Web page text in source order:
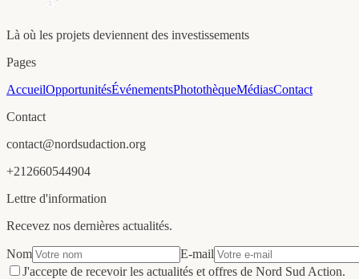
Là où les projets deviennent des investissements
Pages
AccueilOpportunitésÉvénementsPhotothèqueMédiasContact
Contact
contact@nordsudaction.org
+212660544904
Lettre d'information
Recevez nos dernières actualités.
Nom
E-mail
J'accepte de recevoir les actualités et offres de Nord Sud Action.